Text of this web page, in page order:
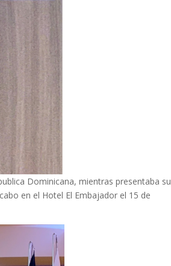
Dominicana, mientras presentaba su
en el Hotel El Embajador el 15 de